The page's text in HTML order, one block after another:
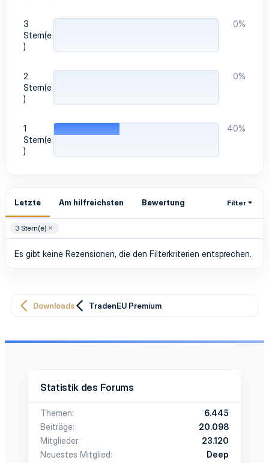
3
Stern(e
)
0%
2
Stern(e
)
0%
1
Stern(e
)
40%
Letzte Am hilfreichsten Bewertung Filter
3 Stern(e)
Es gibt keine Rezensionen, die den Filterkriterien entsprechen.
Downloads TradenEU Premium
Statistik des Forums
Themen
6.445
Beiträge
20.098
Mitglieder
23.120
Neuestes Mitglied
Deep